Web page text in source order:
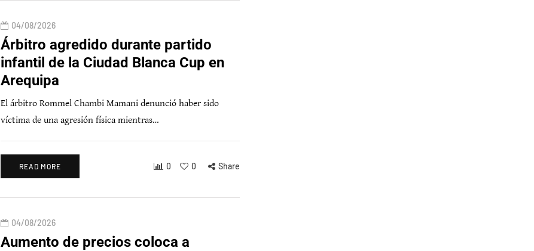
04/08/2026
Árbitro agredido durante partido
infantil de la Ciudad Blanca Cup en
Arequipa
El árbitro Rommel Chambi Mamani denunció haber sido
víctima de una agresión física mientras…
READ MORE 0 0 Share
04/08/2026
Aumento de precios coloca a